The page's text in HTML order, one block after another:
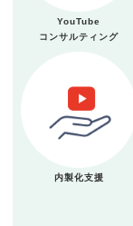
YouTube
コンサルティング
内製化支援